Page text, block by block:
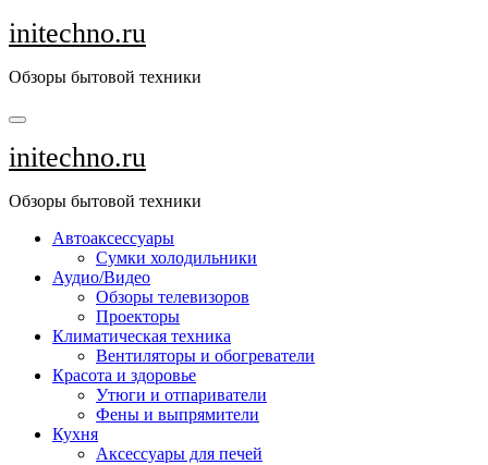
Перейти
к
initechno.ru
Обзоры бытовой техники
initechno.ru
Обзоры бытовой техники
Автоаксессуары
Сумки холодильники
Аудио/Видео
Обзоры телевизоров
Проекторы
Климатическая техника
Вентиляторы и обогреватели
Красота и здоровье
Утюги и отпариватели
Фены и выпрямители
Кухня
Аксессуары для печей